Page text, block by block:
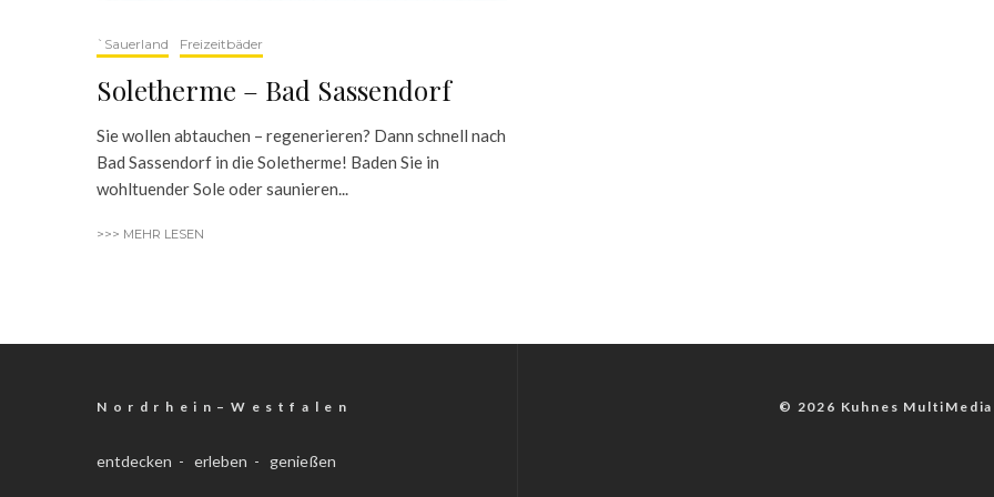
`Sauerland Freizeitbäder
Soletherme – Bad Sassendorf
Sie wollen abtauchen – regenerieren? Dann schnell nach
Bad Sassendorf in die Soletherme! Baden Sie in
wohltuender Sole oder saunieren...
>>> MEHR LESEN
N o r d r h e i n – W e s t f a l e n
entdecken - erleben - genießen
© 2026 Kuhnes